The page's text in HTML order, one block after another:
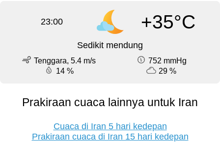
23:00 +35°C
Sedikit mendung
Tenggara, 5.4 m/s
752 mmHg
14 %
29 %
Prakiraan cuaca lainnya untuk Iran
Cuaca di Iran 5 hari kedepan
Prakiraan cuaca di Iran 15 hari kedepan